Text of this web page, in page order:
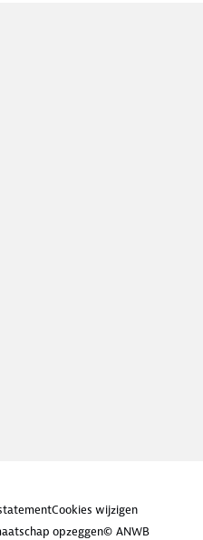
Cookies wijzigen
opzeggen© ANWB